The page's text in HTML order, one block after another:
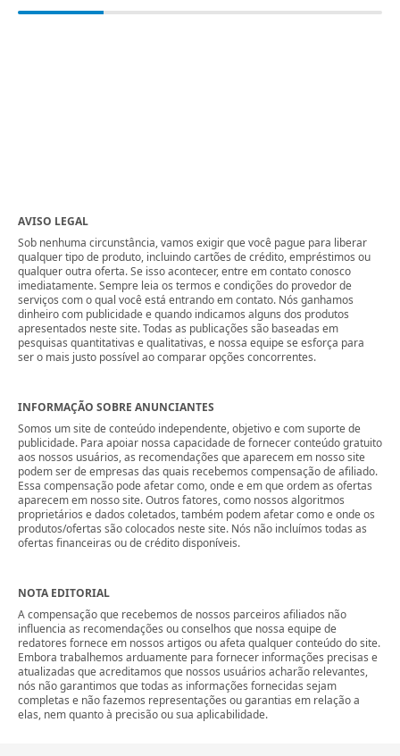
AVISO LEGAL
Sob nenhuma circunstância, vamos exigir que você pague para liberar
qualquer tipo de produto, incluindo cartões de crédito, empréstimos ou
qualquer outra oferta. Se isso acontecer, entre em contato conosco
imediatamente. Sempre leia os termos e condições do provedor de
serviços com o qual você está entrando em contato. Nós ganhamos
dinheiro com publicidade e quando indicamos alguns dos produtos
apresentados neste site. Todas as publicações são baseadas em
pesquisas quantitativas e qualitativas, e nossa equipe se esforça para
ser o mais justo possível ao comparar opções concorrentes.
INFORMAÇÃO SOBRE ANUNCIANTES
Somos um site de conteúdo independente, objetivo e com suporte de
publicidade. Para apoiar nossa capacidade de fornecer conteúdo gratuito
aos nossos usuários, as recomendações que aparecem em nosso site
podem ser de empresas das quais recebemos compensação de afiliado.
Essa compensação pode afetar como, onde e em que ordem as ofertas
aparecem em nosso site. Outros fatores, como nossos algoritmos
proprietários e dados coletados, também podem afetar como e onde os
produtos/ofertas são colocados neste site. Nós não incluímos todas as
ofertas financeiras ou de crédito disponíveis.
NOTA EDITORIAL
A compensação que recebemos de nossos parceiros afiliados não
influencia as recomendações ou conselhos que nossa equipe de
redatores fornece em nossos artigos ou afeta qualquer conteúdo do site.
Embora trabalhemos arduamente para fornecer informações precisas e
atualizadas que acreditamos que nossos usuários acharão relevantes,
nós não garantimos que todas as informações fornecidas sejam
completas e não fazemos representações ou garantias em relação a
elas, nem quanto à precisão ou sua aplicabilidade.